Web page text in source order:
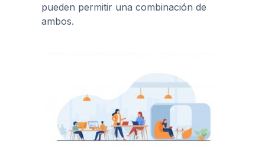
pueden permitir una combinación de
ambos.